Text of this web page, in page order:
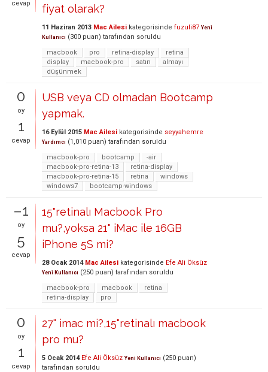
cevap
fiyat olarak?
11 Haziran 2013 Mac Ailesi kategorisinde fuzuli87 Yeni
Kullanıcı (300 puan) tarafından soruldu
macbook
pro retina-display
retina
display
macbook-pro satın
almayı
düşünmek
0
oy
1
cevap
USB veya CD olmadan Bootcamp
yapmak.
16 Eylül 2015 Mac Ailesi kategorisinde seyyahemre
Yardımcı (1,010 puan) tarafından soruldu
macbook-pro
bootcamp
-air
macbook-pro-retina-13
retina-display
macbook-pro-retina-15
retina
windows
windows7
bootcamp-windows
–1
oy
5
cevap
15"retinalı Macbook Pro
mu?,yoksa 21" iMac ile 16GB
iPhone 5S mi?
28 Ocak 2014 Mac Ailesi kategorisinde Efe Ali Öksüz
Yeni Kullanıcı (250 puan) tarafından soruldu
macbook-pro
macbook
retina
retina-display
pro
0
oy
1
cevap
27" imac mi?,15"retinalı macbook
pro mu?
5 Ocak 2014 Efe Ali Öksüz Yeni Kullanıcı (250 puan)
tarafından soruldu